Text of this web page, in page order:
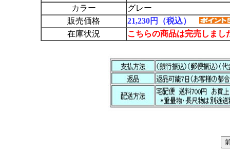
カラー
グレー
販売価格
21,230円（税込）
在庫状況
こちらの商品は完売しまし